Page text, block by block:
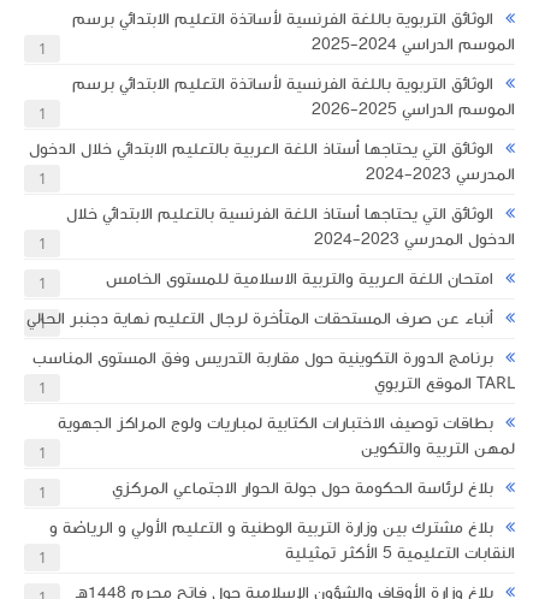
الوثائق التربوية باللغة الفرنسية لأساتذة التعليم الابتدائي برسم
الموسم الدراسي 2024-2025
1
الوثائق التربوية باللغة الفرنسية لأساتذة التعليم الابتدائي برسم
الموسم الدراسي 2025-2026
1
الوثائق التي يحتاجها أستاذ اللغة العربية بالتعليم الابتدائي خلال الدخول
المدرسي 2023-2024
1
الوثائق التي يحتاجها أستاذ اللغة الفرنسية بالتعليم الابتدائي خلال
الدخول المدرسي 2023-2024
1
امتحان اللغة العربية والتربية الاسلامية للمستوى الخامس 1
أنباء عن صرف المستحقات المتأخرة لرجال التعليم نهاية دجنبر الحالي
1
برنامج الدورة التكوينية حول مقاربة التدريس وفق المستوى المناسب
TARL الموقع التربوي
1
​بطاقات توصيف الاختبارات الكتابية لمباريات ولوج المراكز الجهوية
لمهن التربية والتكوين
1
بلاغ لرئاسة الحكومة حول جولة الحوار الاجتماعي المركزي 1
بلاغ مشترك بين وزارة التربية الوطنية و التعليم الأولي و الرياضة و
النقابات التعليمية 5 الأكثر تمثيلية
1
بلاغ وزارة الأوقاف والشؤون الإسلامية حول فاتح محرم 1448هـ